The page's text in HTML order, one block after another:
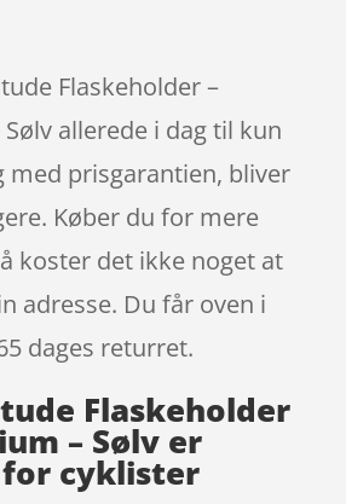
Flaskeholder –
allerede i dag til kun
med prisgarantien, bliver
Køber du for mere
koster det ikke noget at
adresse. Du får oven i
dages returret.
Flaskeholder
– Sølv er
cyklister